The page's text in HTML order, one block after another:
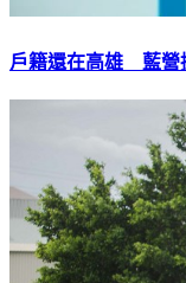
戶籍還在高雄 藍營